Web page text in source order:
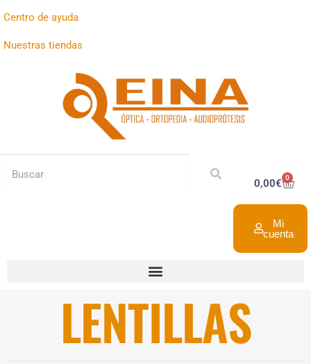
Centro de ayuda
Nuestras tiendas
0,00€ 0
Mi
cuenta
LENTILLAS